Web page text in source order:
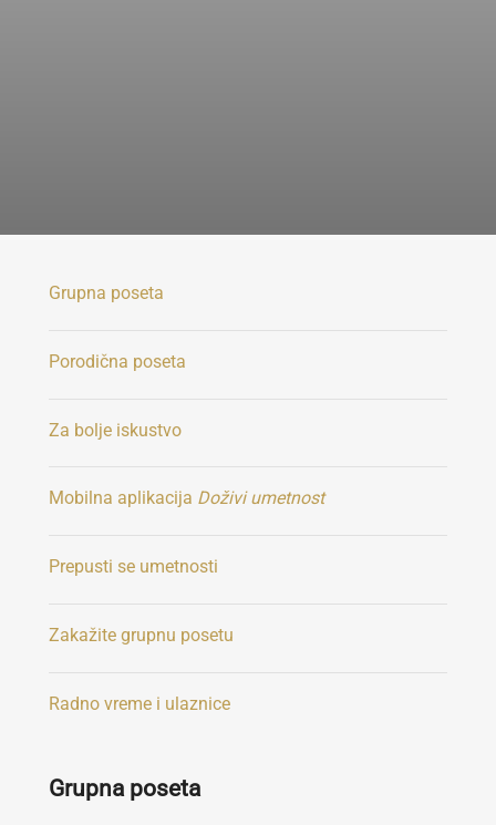
Grupna poseta
Porodična poseta
Za bolje iskustvo
Mobilna aplikacija Doživi umetnost
Prepusti se umetnosti
Zakažite grupnu posetu
Radno vreme i ulaznice
Grupna poseta